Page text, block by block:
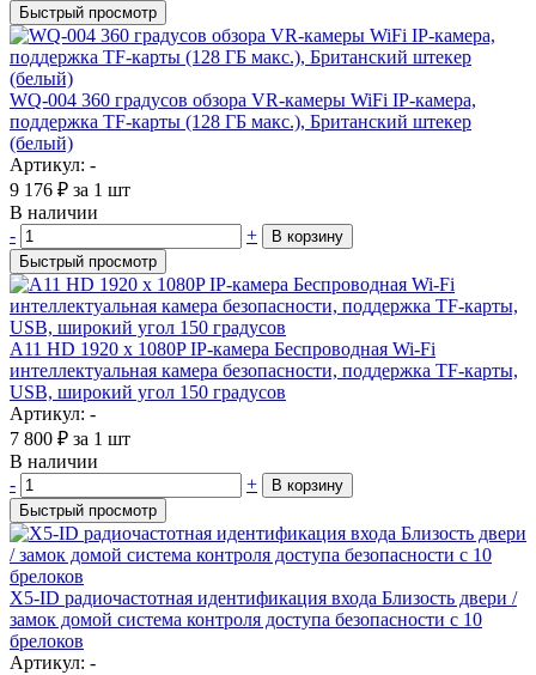
Быстрый просмотр
WQ-004 360 градусов обзора VR-камеры WiFi IP-камера,
поддержка TF-карты (128 ГБ макс.), Британский штекер
(белый)
Артикул: -
9 176 ₽ за 1 шт
В наличии
-
+
В корзину
Быстрый просмотр
A11 HD 1920 x 1080P IP-камера Беспроводная Wi-Fi
интеллектуальная камера безопасности, поддержка TF-карты,
USB, широкий угол 150 градусов
Артикул: -
7 800 ₽ за 1 шт
В наличии
-
+
В корзину
Быстрый просмотр
X5-ID радиочастотная идентификация входа Близость двери /
замок домой система контроля доступа безопасности с 10
брелоков
Артикул: -